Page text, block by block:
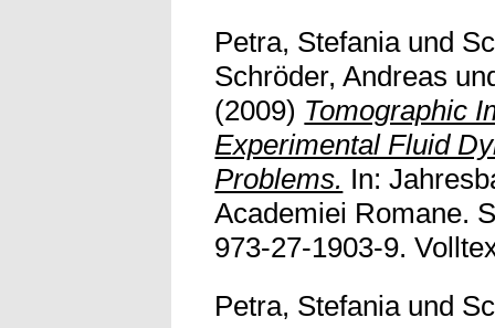
Petra, Stefaniaund
Schröder, Andreas
(2009) Tomographic
Experimental Fluid
Problems. In:
Academiei Romane.
973-27-1903-9.
Petra, Stefaniaund